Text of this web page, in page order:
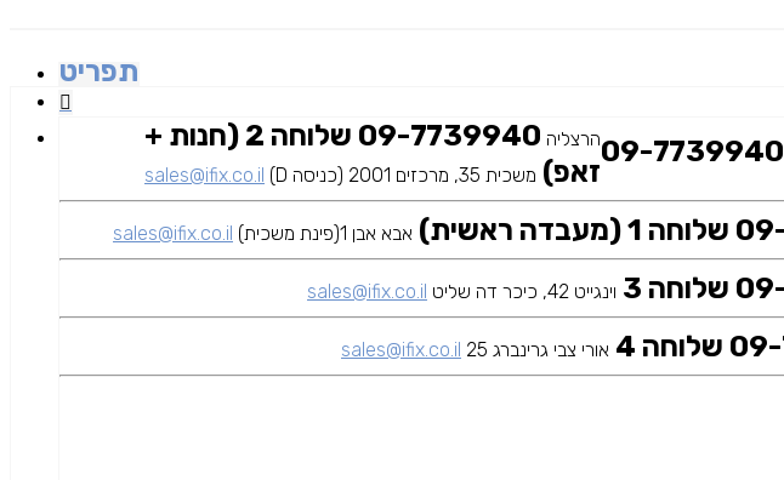
תפריט
הרצליה
09-7739940 שלוחה 2 (חנות +
זאפ) משכית 35, מרכזים 2001 (כניסה D) sales@ifix.co.il
ראשית) אבא אבן 1(פינת משכית) sales@ifix.co.il
3 וינגייט 42, כיכר דה שליט sales@ifix.co.il
4 אורי צבי גרינברג 25 sales@ifix.co.il